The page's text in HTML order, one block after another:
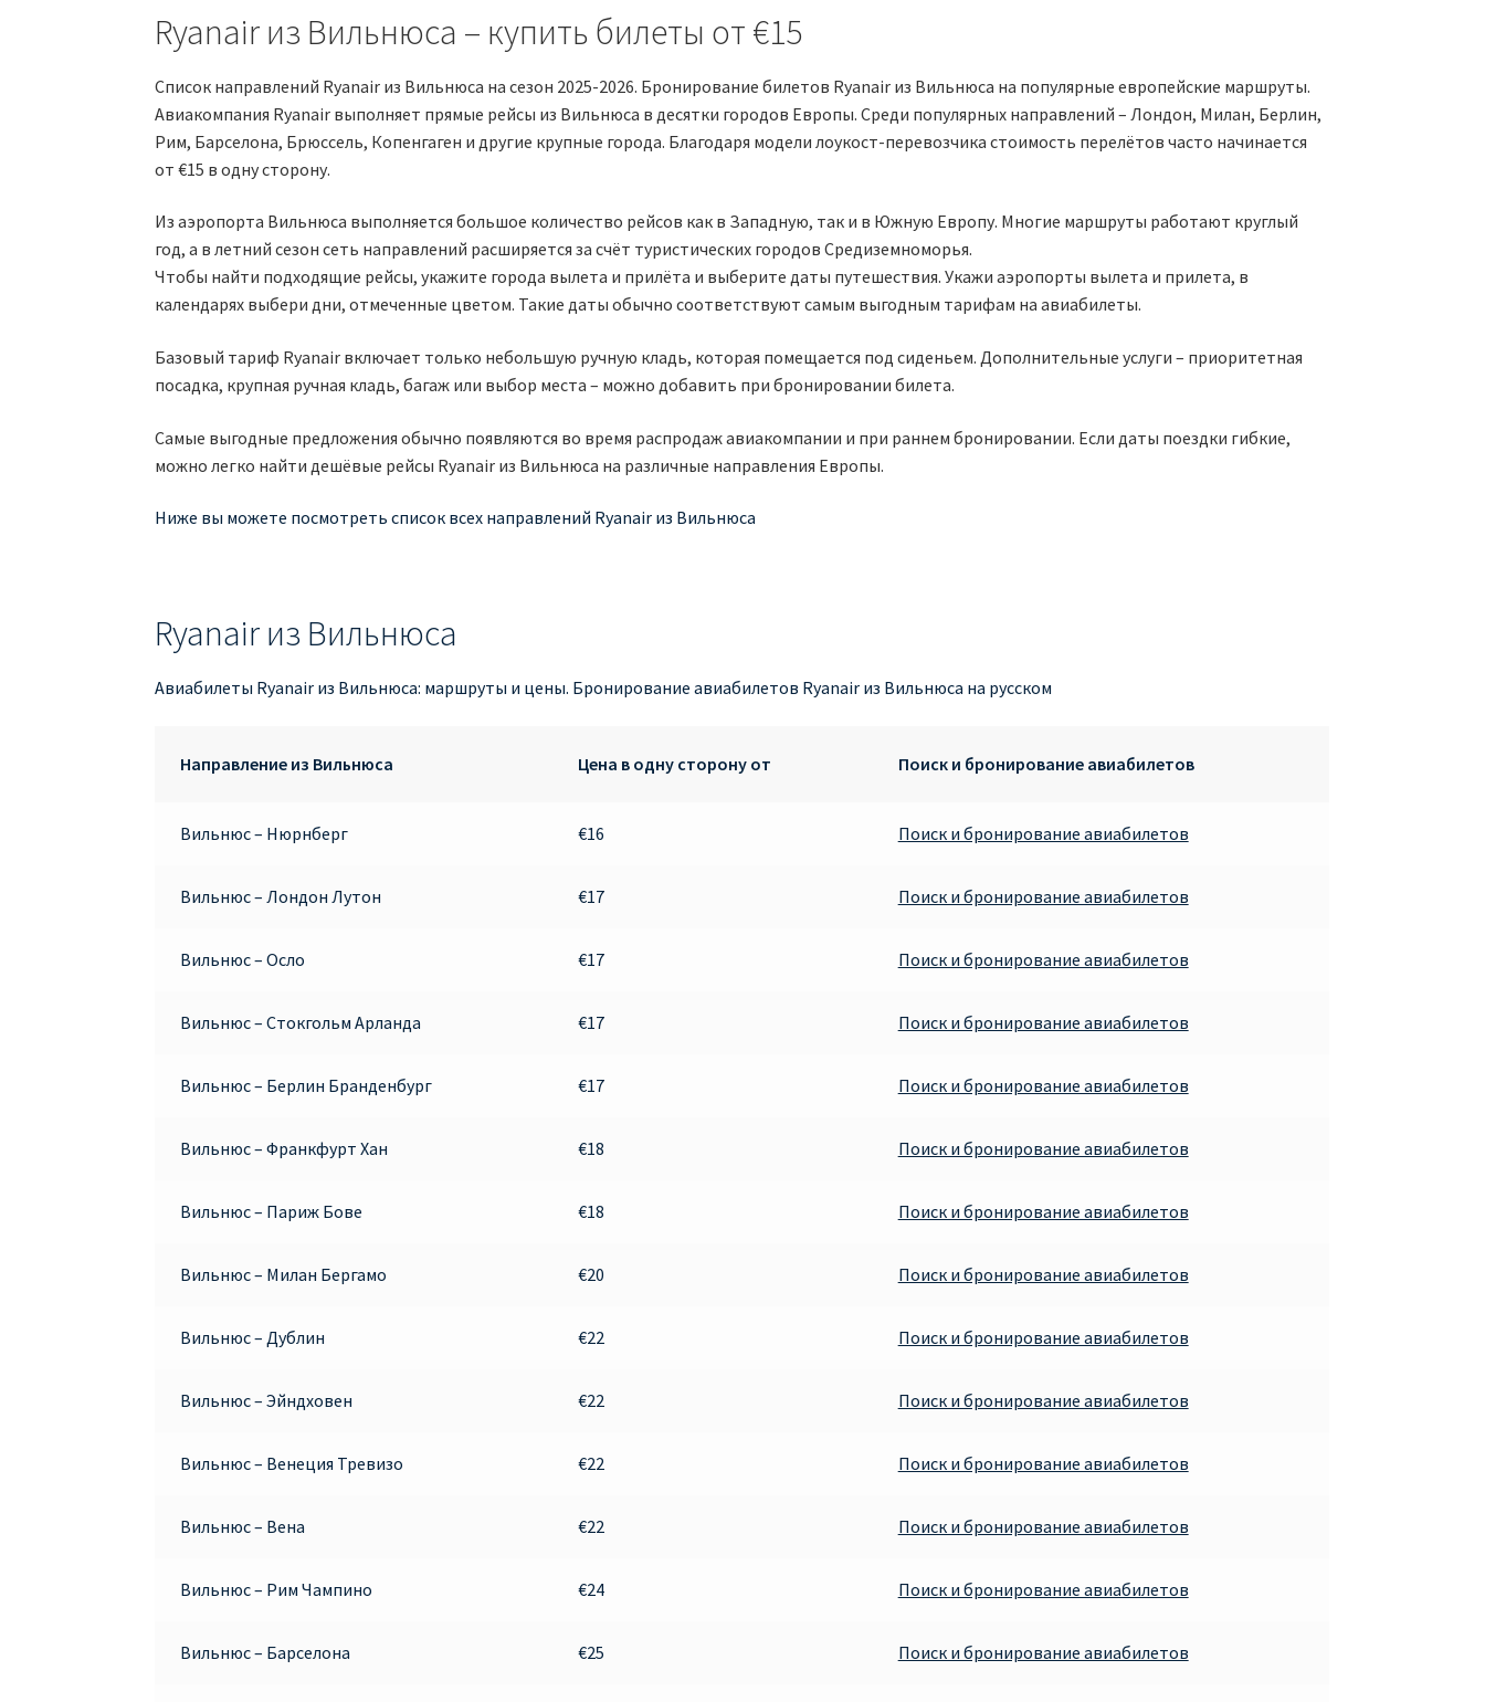
Ryanair из Вильнюса – купить билеты от €15
Список направлений Ryanair из Вильнюса на сезон 2025-2026. Бронирование билетов Ryanair из Вильнюса на популярные европейские маршруты.
Авиакомпания Ryanair выполняет прямые рейсы из Вильнюса в десятки городов Европы. Среди популярных направлений – Лондон, Милан, Берлин,
Рим, Барселона, Брюссель, Копенгаген и другие крупные города. Благодаря модели лоукост-перевозчика стоимость перелётов часто начинается
от €15 в одну сторону.
Из аэропорта Вильнюса выполняется большое количество рейсов как в Западную, так и в Южную Европу. Многие маршруты работают круглый
год, а в летний сезон сеть направлений расширяется за счёт туристических городов Средиземноморья.
Чтобы найти подходящие рейсы, укажите города вылета и прилёта и выберите даты путешествия. Укажи аэропорты вылета и прилета, в
календарях выбери дни, отмеченные цветом. Такие даты обычно соответствуют самым выгодным тарифам на авиабилеты.
Базовый тариф Ryanair включает только небольшую ручную кладь, которая помещается под сиденьем. Дополнительные услуги – приоритетная
посадка, крупная ручная кладь, багаж или выбор места – можно добавить при бронировании билета.
Самые выгодные предложения обычно появляются во время распродаж авиакомпании и при раннем бронировании. Если даты поездки гибкие,
можно легко найти дешёвые рейсы Ryanair из Вильнюса на различные направления Европы.
Ниже вы можете посмотреть список всех направлений Ryanair из Вильнюса
Ryanair из Вильнюса
Авиабилеты Ryanair из Вильнюса: маршруты и цены. Бронирование авиабилетов Ryanair из Вильнюса на русском
Направление из Вильнюса Цена в одну сторону от Поиск и бронирование авиабилетов
Вильнюс – Нюрнберг €16 Поиск и бронирование авиабилетов
Вильнюс – Лондон Лутон €17 Поиск и бронирование авиабилетов
Вильнюс – Осло €17 Поиск и бронирование авиабилетов
Вильнюс – Стокгольм Арланда €17 Поиск и бронирование авиабилетов
Вильнюс – Берлин Бранденбург €17 Поиск и бронирование авиабилетов
Вильнюс – Франкфурт Хан €18 Поиск и бронирование авиабилетов
Вильнюс – Париж Бове €18 Поиск и бронирование авиабилетов
Вильнюс – Милан Бергамо €20 Поиск и бронирование авиабилетов
Вильнюс – Дублин €22 Поиск и бронирование авиабилетов
Вильнюс – Эйндховен €22 Поиск и бронирование авиабилетов
Вильнюс – Венеция Тревизо €22 Поиск и бронирование авиабилетов
Вильнюс – Вена €22 Поиск и бронирование авиабилетов
Вильнюс – Рим Чампино €24 Поиск и бронирование авиабилетов
Вильнюс – Барселона €25 Поиск и бронирование авиабилетов